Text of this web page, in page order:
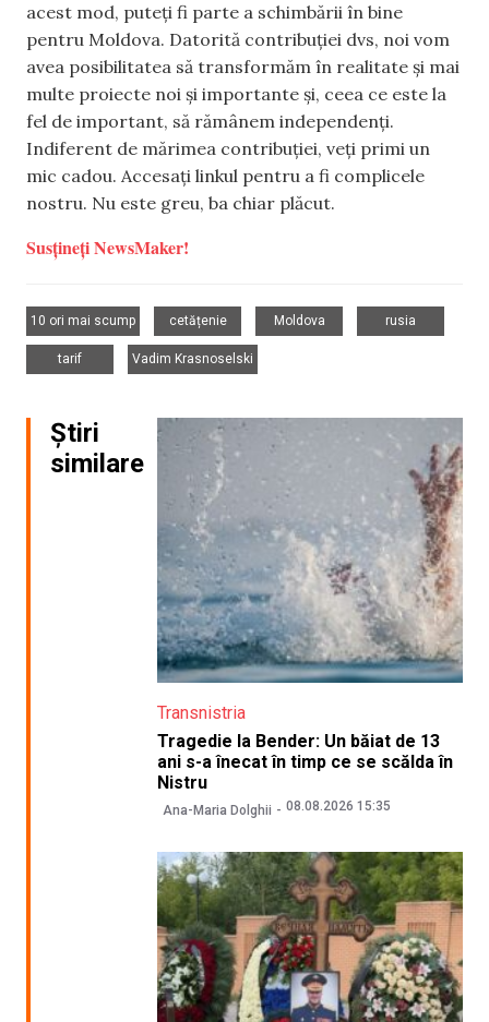
acest mod, puteți fi parte a schimbării în bine
pentru Moldova. Datorită contribuției dvs, noi vom
avea posibilitatea să transformăm în realitate și mai
multe proiecte noi și importante și, ceea ce este la
fel de important, să rămânem independenți.
Indiferent de mărimea contribuției, veți primi un
mic cadou. Accesați linkul pentru a fi complicele
nostru. Nu este greu, ba chiar plăcut.
Susțineți NewsMaker!
10 ori mai scump
cetățenie
Moldova
rusia
tarif
Vadim Krasnoselski
Știri
similare
Transnistria
Tragedie la Bender: Un băiat de 13
ani s-a înecat în timp ce se scălda în
Nistru
Ana-Maria Dolghii 08.08.2026 15:35